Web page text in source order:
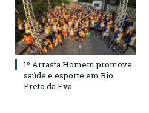
1º Arrasta Homem promove
saúde e esporte em Rio
Preto da Eva